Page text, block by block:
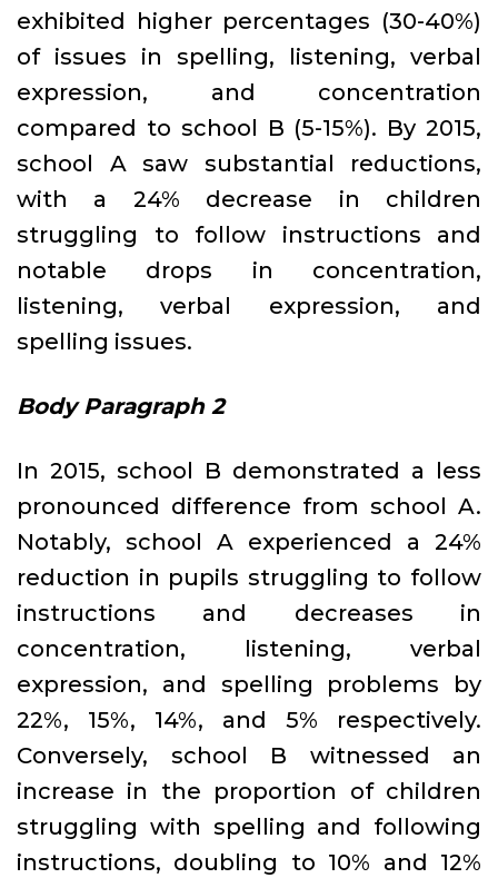
exhibited higher percentages (30-40%)
of issues in spelling, listening, verbal
expression, and concentration
compared to school B (5-15%). By 2015,
school A saw substantial reductions,
with a 24% decrease in children
struggling to follow instructions and
notable drops in concentration,
listening, verbal expression, and
spelling issues.
Body Paragraph 2
In 2015, school B demonstrated a less
pronounced difference from school A.
Notably, school A experienced a 24%
reduction in pupils struggling to follow
instructions and decreases in
concentration, listening, verbal
expression, and spelling problems by
22%, 15%, 14%, and 5% respectively.
Conversely, school B witnessed an
increase in the proportion of children
struggling with spelling and following
instructions, doubling to 10% and 12%